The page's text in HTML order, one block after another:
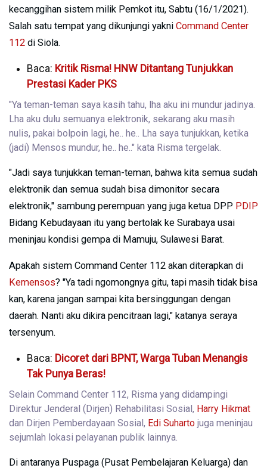
kecanggihan sistem milik Pemkot itu, Sabtu (16/1/2021).
Salah satu tempat yang dikunjungi yakni Command Center
112 di Siola.
Baca: Kritik Risma! HNW Ditantang Tunjukkan
Prestasi Kader PKS
"Ya teman-teman saya kasih tahu, lha aku ini mundur jadinya.
Lha aku dulu semuanya elektronik, sekarang aku masih
nulis, pakai bolpoin lagi, he.. he.. Lha saya tunjukkan, ketika
(jadi) Mensos mundur, he.. he.." kata Risma tergelak.
"Jadi saya tunjukkan teman-teman, bahwa kita semua sudah
elektronik dan semua sudah bisa dimonitor secara
elektronik," sambung perempuan yang juga ketua DPP PDIP
Bidang Kebudayaan itu yang bertolak ke Surabaya usai
meninjau kondisi gempa di Mamuju, Sulawesi Barat.
Apakah sistem Command Center 112 akan diterapkan di
Kemensos? "Ya tadi ngomongnya gitu, tapi masih tidak bisa
kan, karena jangan sampai kita bersinggungan dengan
daerah. Nanti aku dikira pencitraan lagi," katanya seraya
tersenyum.
Baca: Dicoret dari BPNT, Warga Tuban Menangis
Tak Punya Beras!
Selain Command Center 112, Risma yang didampingi
Direktur Jenderal (Dirjen) Rehabilitasi Sosial, Harry Hikmat
dan Dirjen Pemberdayaan Sosial, Edi Suharto juga meninjau
sejumlah lokasi pelayanan publik lainnya.
Di antaranya Puspaga (Pusat Pembelajaran Keluarga) dan